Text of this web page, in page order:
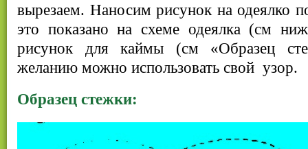
вырезаем. Наносим рисунок на одеялко
это показано на схеме одеялка (см
рисунок для каймы (см «Образец
желанию можно использовать свой узор.
Образец стежки: